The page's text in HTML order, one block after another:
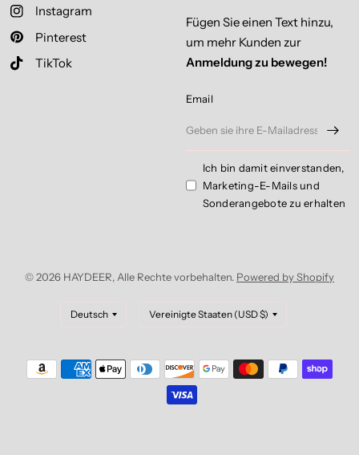
Instagram
Pinterest
TikTok
Fügen Sie einen Text hinzu,
um mehr Kunden zur
Anmeldung zu bewegen!
Email
Ich bin damit einverstanden,
Marketing-E-Mails und
Sonderangebote zu erhalten
© 2026 HAYDEER, Alle Rechte vorbehalten. Powered by Shopify
Land/Region
Land/Region